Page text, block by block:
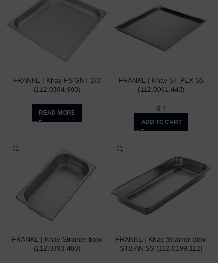
FRANKE | Khay FS GNT 2/3
(112.0384.903)
READ MORE
FRANKE | Khay ST PEX SS
(112.0061.443)
0 ₫
ADD TO CART
FRANKE | Khay Strainer bowl
(112.0393.400)
FRANKE | Khay Strainer Bowl
STB AN SS (112.0199.112)